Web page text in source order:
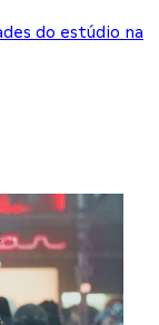
do estúdio na